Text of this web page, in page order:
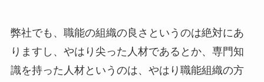
弊社でも、職能の組織の良さというのは絶対にあ
りますし、やはり尖った人材であるとか、専門知
識を持った人材というのは、やはり職能組織の方